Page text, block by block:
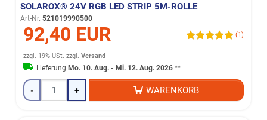
SOLAROX® 24V RGB LED STRIP 5M-ROLLE
Art-Nr. 521019990500
92,40 EUR (1)
zzgl. 19% USt. zzgl.Versand
Lieferung Mo. 10. Aug. - Mi. 12. Aug. 2026 **
- + WARENKORB